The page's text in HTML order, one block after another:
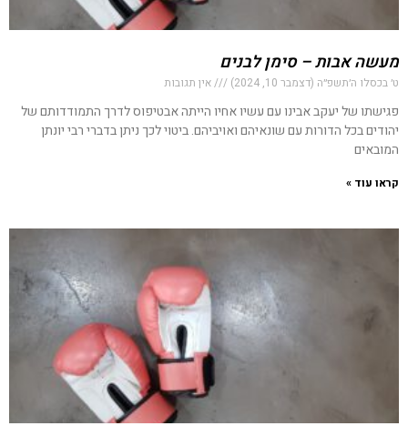
מעשה אבות – סימן לבנים
ט׳ בכסלו ה׳תשפ״ה (דצמבר 10, 2024) אין תגובות
פגישתו של יעקב אבינו עם עשיו אחיו הייתה אבטיפוס לדרך התמודדותם של
יהודים בכל הדורות עם שונאיהם ואויביהם. ביטוי לכך ניתן בדברי רבי יונתן
המובאים
קראו עוד »